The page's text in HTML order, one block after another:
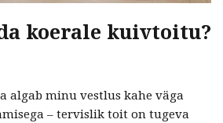
koerale kuivtoitu?
algab minu vestlus kahe väga
– tervislik toit on tugeva